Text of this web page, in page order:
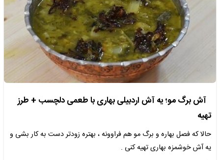
آش برگ مو؛ یه آش اردبیلی بهاری با طعمی دلچسب + طرز
تهیه
حالا که فصل بهاره و برگ مو هم فراوونه ، بهتره زودتر دست به کار بشی و
یه آش خوشمزه بهاری تهیه کنی .